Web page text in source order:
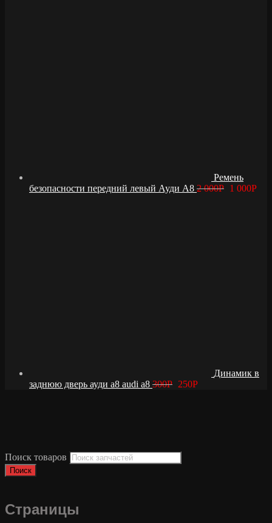
Ремень
безопасности передний левый Ауди А8 2 000Р 1 000Р
Динамик в
заднюю дверь ауди а8 audi a8 300Р 250Р
Поиск товаров
Поиск
Страницы